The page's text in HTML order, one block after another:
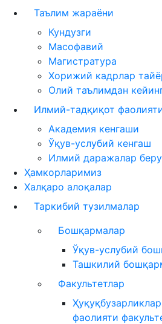
Таълим жараёни
Кундузги
Масофавий
Магистратура
Хорижий кадрлар
Олий таълимдан
Илмий-тадқиқот
Академия кенгаши
Ўқув-услубий кенгаш
Илмий даражалар
Ҳамкорларимиз
Халқаро алоқалар
Таркибий тузилмалар
Бошқармалар
Ўқув-услубий
Ташкилий
Факультетлар
фаолияти